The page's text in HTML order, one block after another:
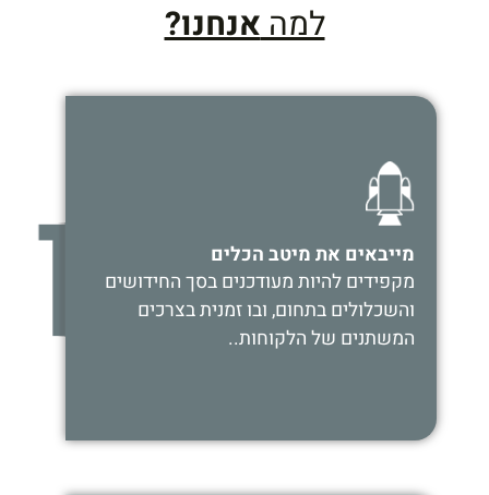
למהאנחנו?
מייבאים את מיטב הכלים
מקפידים להיות מעודכנים בסך החידושים
והשכלולים בתחום, ובו זמנית בצרכים
המשתנים של הלקוחות..